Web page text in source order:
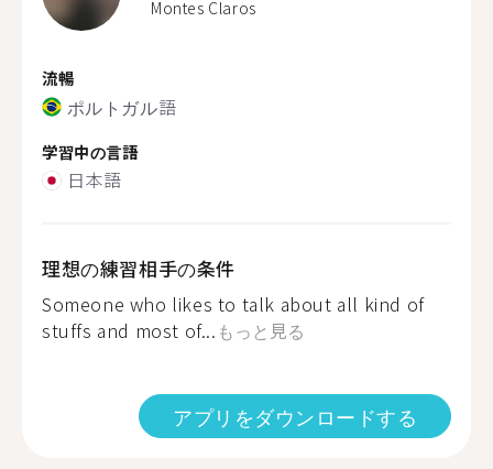
Montes Claros
流暢
ポルトガル語
学習中の言語
日本語
理想の練習相手の条件
Someone who likes to talk about all kind of
stuffs and most of... もっと見る
アプリをダウンロードする